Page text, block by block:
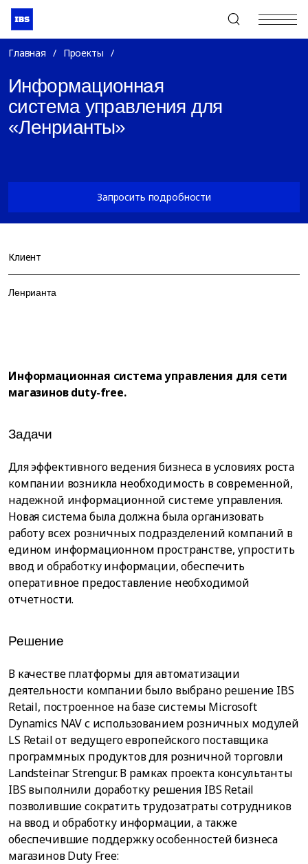
+7 (495) 967-80-80
Главная / Проекты /
Информационная
система управления для
«Ленрианты»
Запросить подробности
Клиент
Ленрианта
Информационная система управления для сети
магазинов duty-free.
Задачи
Для эффективного ведения бизнеса в условиях роста
компании возникла необходимость в современной,
надежной информационной системе управления.
Новая система была должна была организовать
работу всех розничных подразделений компаний в
едином информационном пространстве, упростить
ввод и обработку информации, обеспечить
оперативное предоставление необходимой
отчетности.
Решение
В качестве платформы для автоматизации
деятельности компании было выбрано решение IBS
Retail, построенное на базе системы Microsoft
Dynamics NAV с использованием розничных модулей
LS Retail от ведущего европейского поставщика
программных продуктов для розничной торговли
Landsteinar Strengur. В рамках проекта консультанты
IBS выполнили доработку решения IBS Retail
позволившие сократить трудозатраты сотрудников
на ввод и обработку информации, а также
обеспечившие поддержку особенностей бизнеса
магазинов Duty Free: